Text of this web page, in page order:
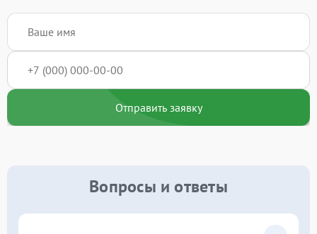
Отправить заявку
Вопросы и ответы